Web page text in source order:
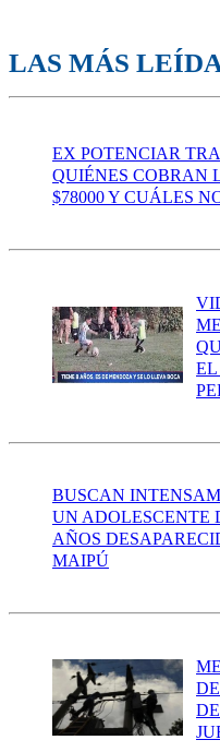
LAS MÁS
EX POTENCIAR
QUIÉNES COBRAN
$78000 Y CUÁLES
BUSCAN
UN ADOLESCENTE
AÑOS
MAIPÚ